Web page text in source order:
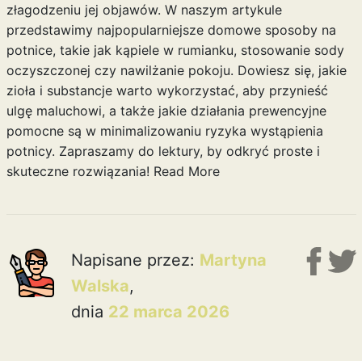
złagodzeniu jej objawów. W naszym artykule
przedstawimy najpopularniejsze domowe sposoby na
potnice, takie jak kąpiele w rumianku, stosowanie sody
oczyszczonej czy nawilżanie pokoju. Dowiesz się, jakie
zioła i substancje warto wykorzystać, aby przynieść
ulgę maluchowi, a także jakie działania prewencyjne
pomocne są w minimalizowaniu ryzyka wystąpienia
potnicy. Zapraszamy do lektury, by odkryć proste i
skuteczne rozwiązania! Read More
Napisane przez: Martyna
Walska,
dnia 22 marca 2026